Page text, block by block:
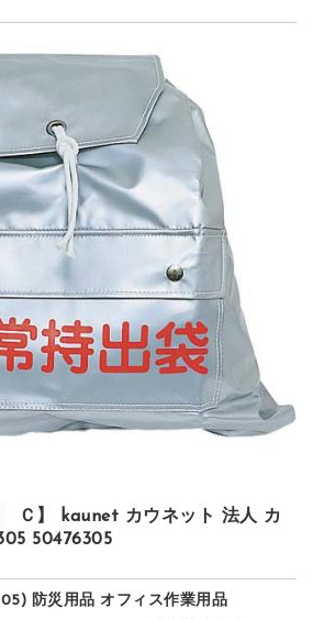
Ｃ】 kaunet カウネット 法人 カ
50476305
防災用品 オフィス作業用品